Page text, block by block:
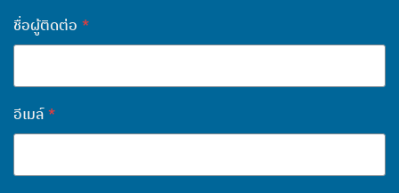
ชื่อผู้ติดต่อ *
อีเมล์ *